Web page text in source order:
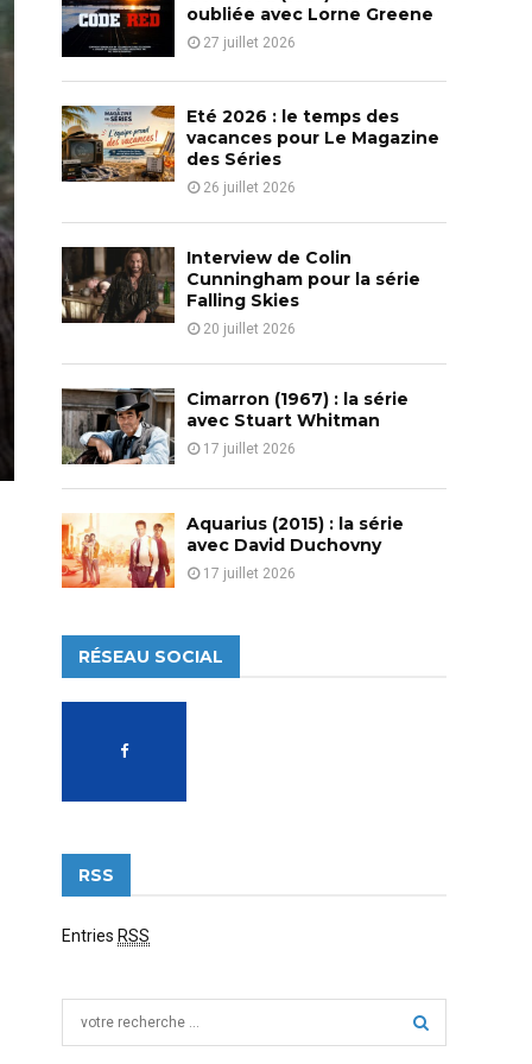
o
r
:
C
H
oubliée avec Lorne Greene
27 juillet 2026
Eté 2026 : le temps des
vacances pour Le Magazine
des Séries
26 juillet 2026
Interview de Colin
Cunningham pour la série
Falling Skies
20 juillet 2026
Cimarron (1967) : la série
avec Stuart Whitman
17 juillet 2026
Aquarius (2015) : la série
avec David Duchovny
17 juillet 2026
RÉSEAU SOCIAL
RSS
Entries RSS